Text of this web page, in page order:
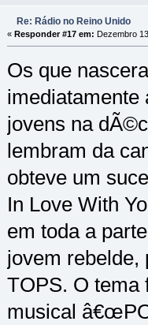
Re: Rádio no Reino Unido
« Responder #17 em: Dezembro
Os que
imediatamente
jovens na
lembram da
obteve um
In Love With
em toda a
jovem rebelde,
TOPS. O tema
musical